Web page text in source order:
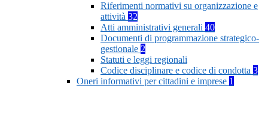
Riferimenti normativi su organizzazione e
attività 32
Atti amministrativi generali 40
Documenti di programmazione strategico-
gestionale 2
Statuti e leggi regionali
Codice disciplinare e codice di condotta 3
Oneri informativi per cittadini e imprese 1